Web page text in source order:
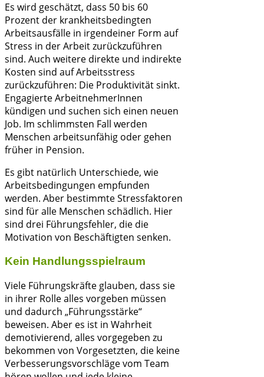
Es wird geschätzt, dass 50 bis 60
Prozent der krankheitsbedingten
Arbeitsausfälle in irgendeiner Form auf
Stress in der Arbeit zurückzuführen
sind. Auch weitere direkte und indirekte
Kosten sind auf Arbeitsstress
zurückzuführen: Die Produktivität sinkt.
Engagierte ArbeitnehmerInnen
kündigen und suchen sich einen neuen
Job. Im schlimmsten Fall werden
Menschen arbeitsunfähig oder gehen
früher in Pension.
Es gibt natürlich Unterschiede, wie
Arbeitsbedingungen empfunden
werden. Aber bestimmte Stressfaktoren
sind für alle Menschen schädlich. Hier
sind drei Führungsfehler, die die
Motivation von Beschäftigten senken.
Kein Handlungsspielraum
Viele Führungskräfte glauben, dass sie
in ihrer Rolle alles vorgeben müssen
und dadurch „Führungsstärke“
beweisen. Aber es ist in Wahrheit
demotivierend, alles vorgegeben zu
bekommen von Vorgesetzten, die keine
Verbesserungsvorschläge vom Team